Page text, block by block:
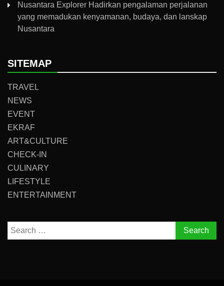
Nusantara Explorer Hadirkan pengalaman perjalanan
yang memadukan kenyamanan, budaya, dan lanskap
Nusantara
SITEMAP
TRAVEL
NEWS
EVENT
EKRAF
ART&CULTURE
CHECK-IN
CULINARY
LIFESTYLE
ENTERTAINMENT
Search
for: